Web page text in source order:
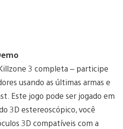
3 completa – participe
usando as últimas armas e
Este jogo pode ser jogado em
3D estereoscópico, você
3D compatíveis com a